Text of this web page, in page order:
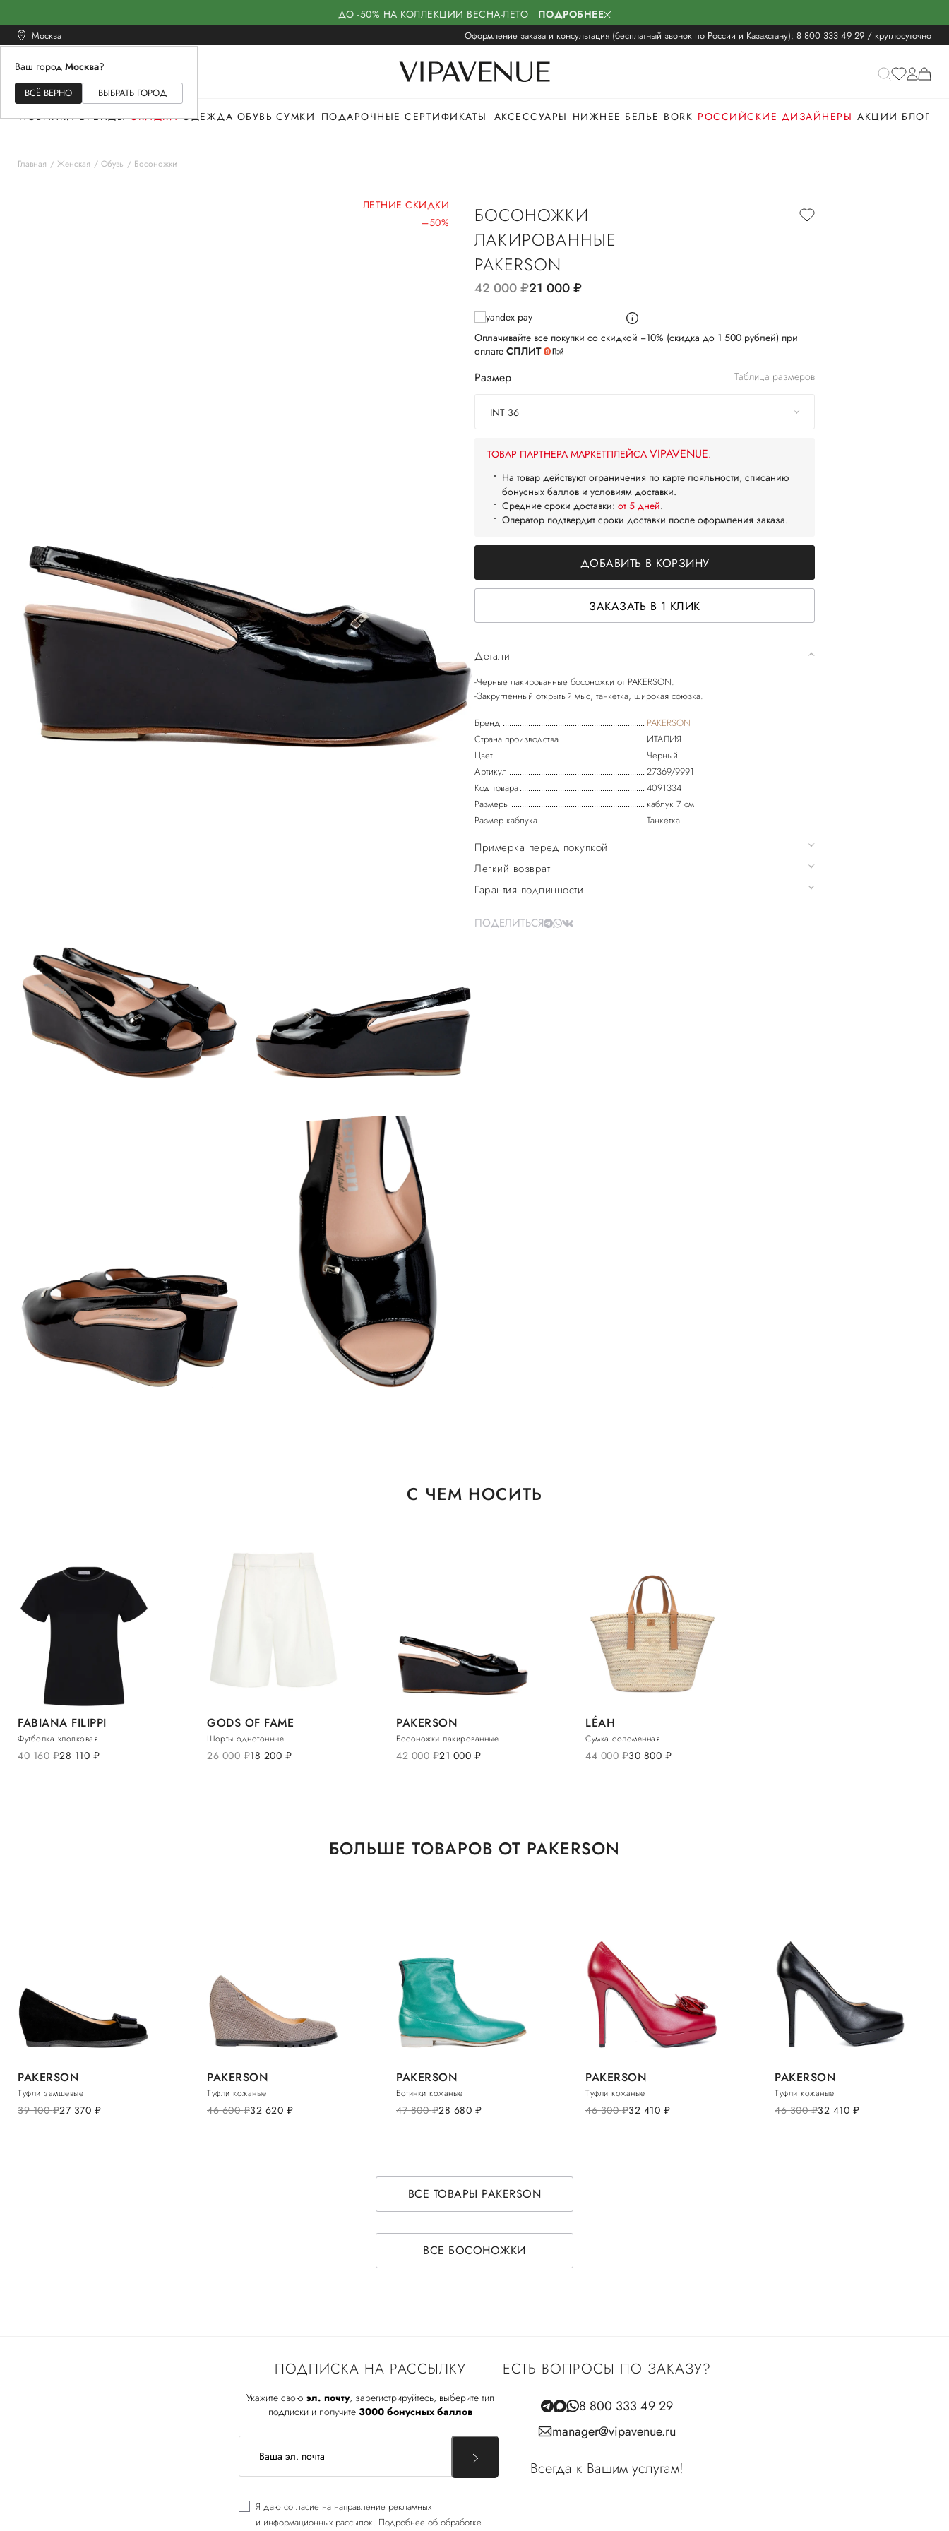
ДО -50% НА КОЛЛЕКЦИИ ВЕСНА-ЛЕТО ПОДРОБНЕЕ
Москва Оформление заказа и консультация (бесплатный звонок по России и Казахстану): 8 800 333 49 29 / круглосуточно
Ваш город Москва?
ВСЁ ВЕРНО ВЫБРАТЬ ГОРОД
ЖЕНСКОЕМУЖСКОЕ
НОВИНКИ БРЕНДЫ СКИДКИ ОДЕЖДА ОБУВЬ СУМКИ ПОДАРОЧНЫЕ СЕРТИФИКАТЫ АКСЕССУАРЫ НИЖНЕЕ БЕЛЬЕ BORK РОССИЙСКИЕ ДИЗАЙНЕРЫ АКЦИИ БЛОГ
Главная Женская Обувь Босоножки
ЛЕТНИЕ СКИДКИ
–50%
БОСОНОЖКИ
ЛАКИРОВАННЫЕ
PAKERSON
42 000руб.21 000руб.
Оплачивайте все покупки со скидкой −10% (скидка до 1 500 рублей) при
оплате СПЛИТ
Размер Таблица размеров
INT 36
ТОВАР ПАРТНЕРА МАРКЕТПЛЕЙСА VIPAVENUE.
На товар действуют ограничения по карте лояльности, списанию
бонусных баллов и условиям доставки.
Средние сроки доставки: от 5 дней.
Оператор подтвердит сроки доставки после оформления заказа.
ДОБАВИТЬ В КОРЗИНУ
ЗАКАЗАТЬ В 1 КЛИК
Детали
-Черные лакированные босоножки от PAKERSON.
Бренд
PAKERSON
Страна производства
ИТАЛИЯ
Цвет
Черный
Артикул
27369/9991
Код товара
4091334
Размеры
каблук 7 см
Размер каблука
Танкетка
Примерка перед покупкой
Легкий возврат
Гарантия подлинности
ПОДЕЛИТЬСЯ
С ЧЕМ НОСИТЬ
FABIANA FILIPPI
Футболка хлопковая
40 160руб.28 110 руб.
GODS OF FAME
Шорты однотонные
26 000руб.18 200 руб.
PAKERSON
Босоножки лакированные
42 000руб.21 000 руб.
LÉAH
Сумка соломенная
44 000руб.30 800 руб.
БОЛЬШЕ ТОВАРОВ ОТ PAKERSON
PAKERSON
Туфли замшевые
39 100руб.27 370 руб.
PAKERSON
Туфли кожаные
46 600руб.32 620 руб.
PAKERSON
Ботинки кожаные
47 800руб.28 680 руб.
PAKERSON
Туфли кожаные
46 300руб.32 410 руб.
PAKERSON
Туфли кожаные
46 300руб.32 410 руб.
ВСЕ ТОВАРЫ PAKERSON
ВСЕ БОСОНОЖКИ
ПОДПИСКА НА РАССЫЛКУ
Укажите свою эл. почту, зарегистрируйтесь, выберите тип
подписки и получите 3000 бонусных баллов
Я даю согласие на направление рекламных
и информационных рассылок. Подробнее об обработке
ЕСТЬ ВОПРОСЫ ПО ЗАКАЗУ?
8 800 333 49 29
manager@vipavenue.ru
Всегда к Вашим услугам!